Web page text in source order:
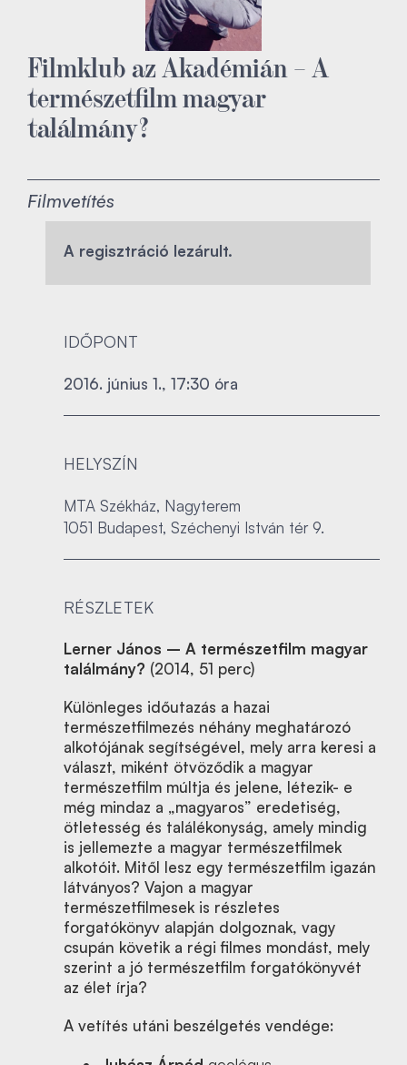
Filmklub az Akadémián – A
természetfilm magyar
találmány?
Filmvetítés
A regisztráció lezárult.
IDŐPONT
2016. június 1., 17:30 óra
HELYSZÍN
MTA Székház, Nagyterem
1051 Budapest, Széchenyi István tér 9.
RÉSZLETEK
Lerner János – A természetfilm magyar
találmány? (2014, 51 perc)
Különleges időutazás a hazai
természetfilmezés néhány meghatározó
alkotójának segítségével, mely arra keresi a
választ, miként ötvöződik a magyar
természetfilm múltja és jelene, létezik- e
még mindaz a „magyaros” eredetiség,
ötletesség és találékonyság, amely mindig
is jellemezte a magyar természetfilmek
alkotóit. Mitől lesz egy természetfilm igazán
látványos? Vajon a magyar
természetfilmesek is részletes
forgatókönyv alapján dolgoznak, vagy
csupán követik a régi filmes mondást, mely
szerint a jó természetfilm forgatókönyvét
az élet írja?
A vetítés utáni beszélgetés vendége: